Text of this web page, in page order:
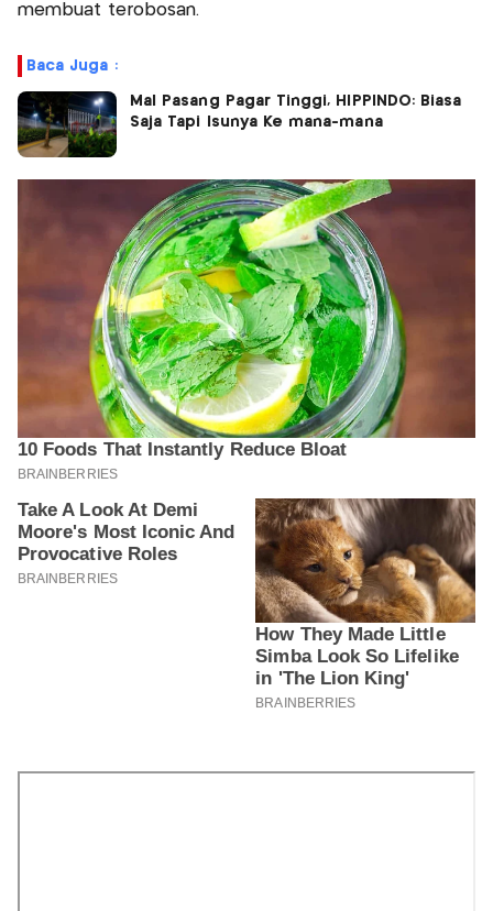
membuat terobosan.
Baca Juga :
Mal Pasang Pagar Tinggi, HIPPINDO: Biasa
Saja Tapi Isunya Ke mana-mana